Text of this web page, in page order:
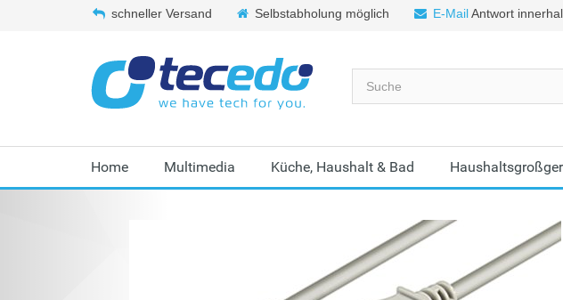
schneller Versand Selbstabholung möglich E-MailAntwort
Home Multimedia Küche, Haushalt & Bad